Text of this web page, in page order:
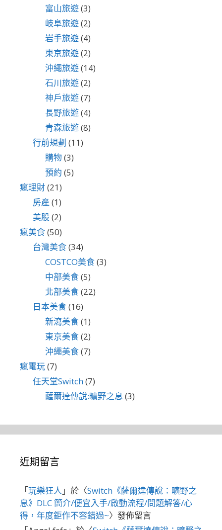
富山旅遊(3)
岐阜旅遊(2)
岩手旅遊(4)
東京旅遊(2)
沖繩旅遊(14)
石川旅遊(2)
神戶旅遊(7)
長野旅遊(4)
青森旅遊(8)
行前規劃 (11)
購物(3)
預約 (5)
瘋理財(21)
房產 (1)
美股(2)
瘋美食(50)
台灣美食(34)
COSTCO美食(3)
中部美食(5)
北部美食(22)
日本美食(16)
新瀉美食(1)
東京美食(2)
沖繩美食(7)
瘋電玩(7)
任天堂Switch(7)
薩爾達傳說:曠野之息 (3)
近期留言
「玩樂狂人 」於〈Switch《薩爾達傳說：曠野之
息》DLC 簡介/便宜入手/啟動流程/問題解答/心
得，年度鉅作不容錯過~〉發佈留言